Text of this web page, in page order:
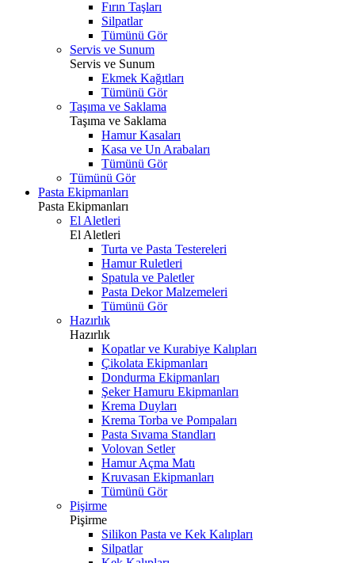
Fırın Taşları
Silpatlar
Tümünü Gör
Servis ve Sunum
Servis ve Sunum
Ekmek Kağıtları
Tümünü Gör
Taşıma ve Saklama
Taşıma ve Saklama
Hamur Kasaları
Kasa ve Un Arabaları
Tümünü Gör
Tümünü Gör
Pasta Ekipmanları
Pasta Ekipmanları
El Aletleri
El Aletleri
Turta ve Pasta Testereleri
Hamur Ruletleri
Spatula ve Paletler
Pasta Dekor Malzemeleri
Tümünü Gör
Hazırlık
Hazırlık
Kopatlar ve Kurabiye Kalıpları
Çikolata Ekipmanları
Dondurma Ekipmanları
Şeker Hamuru Ekipmanları
Krema Duyları
Krema Torba ve Pompaları
Pasta Sıvama Standları
Volovan Setler
Hamur Açma Matı
Kruvasan Ekipmanları
Tümünü Gör
Pişirme
Pişirme
Silikon Pasta ve Kek Kalıpları
Silpatlar